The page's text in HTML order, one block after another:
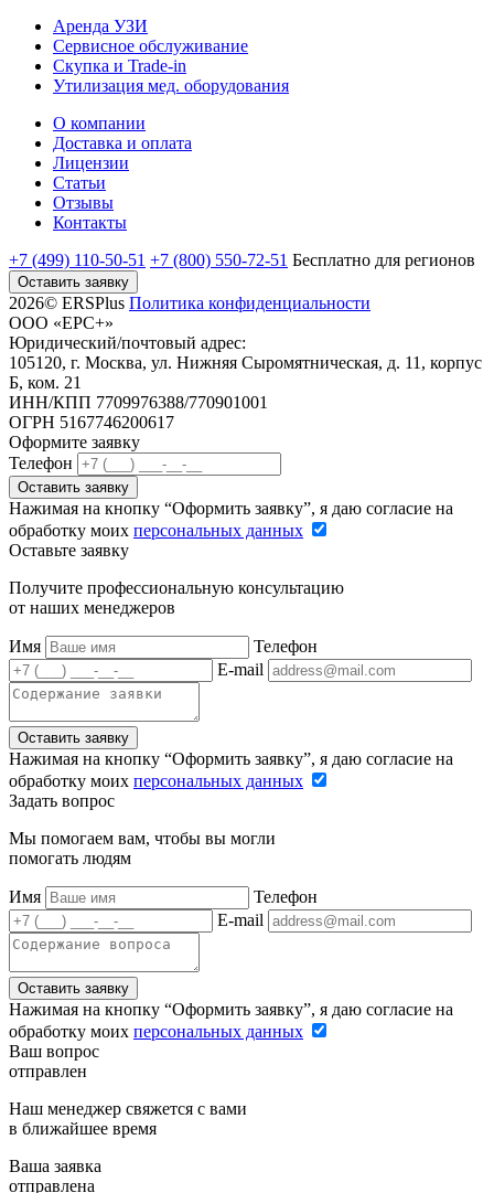
Аренда УЗИ
Сервисное обслуживание
Скупка и Trade-in
Утилизация мед. оборудования
О компании
Доставка и оплата
Лицензии
Статьи
Отзывы
Контакты
+7 (499) 110-50-51 +7 (800) 550-72-51 Бесплатно для регионов
Оставить заявку
2026© ERSPlus Политика конфиденциальности
ООО «ЕРС+»
Юридический/почтовый адрес:
105120, г. Москва, ул. Нижняя Сыромятническая, д. 11, корпус
Б, ком. 21
ИНН/КПП 7709976388/770901001
ОГРН 5167746200617
Оформите заявку
Телефон
Оставить заявку
Нажимая на кнопку “Оформить заявку”, я даю согласие на
обработку моих персональных данных
Оставьте заявку
Получите профессиональную консультацию
от наших менеджеров
Имя
Телефон
E-mail
Оставить заявку
Нажимая на кнопку “Оформить заявку”, я даю согласие на
обработку моих персональных данных
Задать вопрос
Мы помогаем вам, чтобы вы могли
помогать людям
Имя
Телефон
E-mail
Оставить заявку
Нажимая на кнопку “Оформить заявку”, я даю согласие на
обработку моих персональных данных
Ваш вопрос
отправлен
Наш менеджер свяжется с вами
в ближайшее время
Ваша заявка
отправлена